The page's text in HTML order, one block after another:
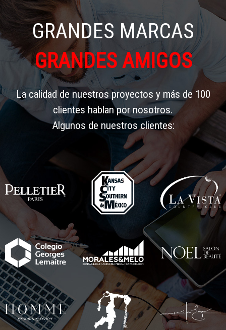
GRANDES MARCAS
GRANDES AMIGOS
La calidad de nuestros proyectos y más de 100
clientes hablan por nosotros.
Algunos de nuestros clientes: